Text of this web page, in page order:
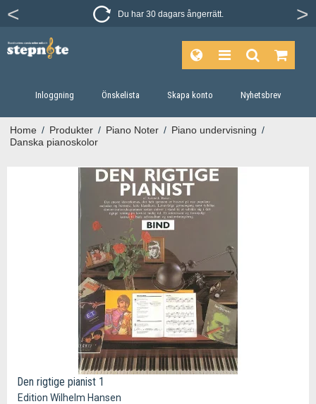
Du har 30 dagars ångerrätt.
Inloggning Önskelista Skapa konto Nyhetsbrev
Home / Produkter / Piano Noter / Piano undervisning /
Danska pianoskolor
Den rigtige pianist 1
Edition Wilhelm Hansen